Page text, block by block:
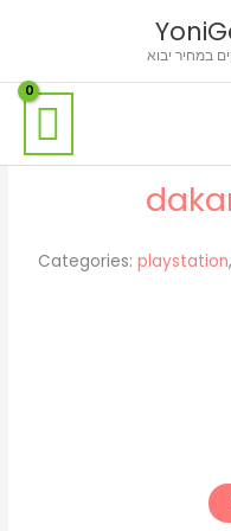
במחיר יבוא
Categories: playstation